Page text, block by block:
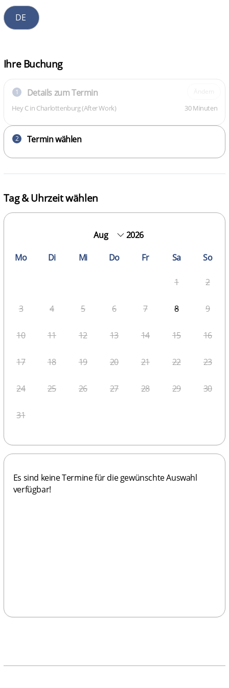
Tag & Uhrzeit wählen
2026
Mo
Di Mi Do Fr Sa So
1 2
3 4 5 6 7 8 9
10 11 12 13 14 15 16
17 18 19 20 21 22 23
24 25 26 27 28 29 30
31
Es sind keine Termine für die gewünschte Auswahl
verfügbar!
Ihre Buchung
1 Details zum Termin
Hey C in Charlottenburg (After Work) 30 Minuten
2 Termin wählen